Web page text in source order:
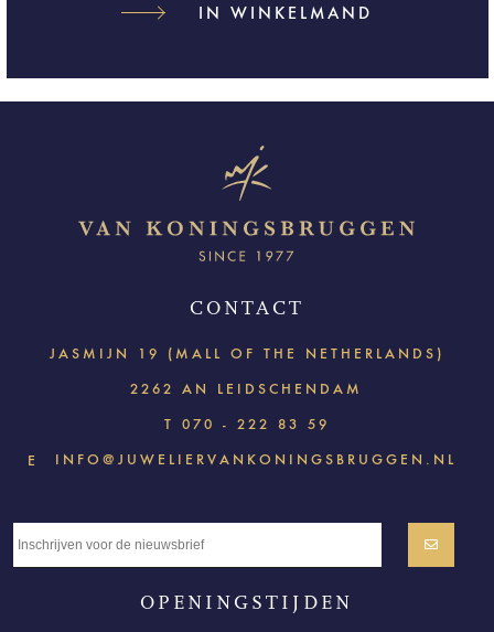
IN WINKELMAND
CONTACT
JASMIJN 19 (MALL OF THE NETHERLANDS)
2262 AN LEIDSCHENDAM
T 070 - 222 83 59
E INFO@JUWELIERVANKONINGSBRUGGEN.NL
OPENINGSTIJDEN